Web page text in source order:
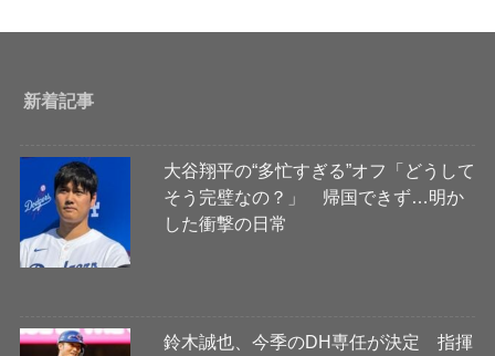
新着記事
大谷翔平の“多忙すぎる”オフ「どうして
そう完璧なの？」 帰国できず…明か
した衝撃の日常
鈴木誠也、今季のDH専任が決定 指揮